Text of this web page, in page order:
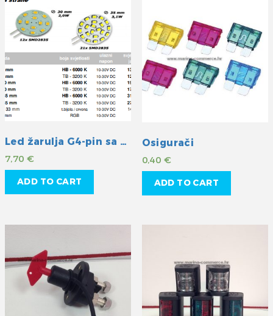
Led žarulja G4-pin sa strane topla
7,70 €
ADD TO CART
Osigurači
0,40 €
ADD TO CART